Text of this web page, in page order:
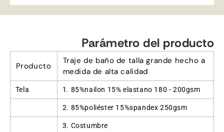
Parámetro del producto
Producto
Traje de baño de talla grande hecho a
medida de alta calidad
Tela 1. 85%nailon 15% elastano 180 - 200gsm
2. 85%poliéster 15%spandex 250gsm
3. Costumbre